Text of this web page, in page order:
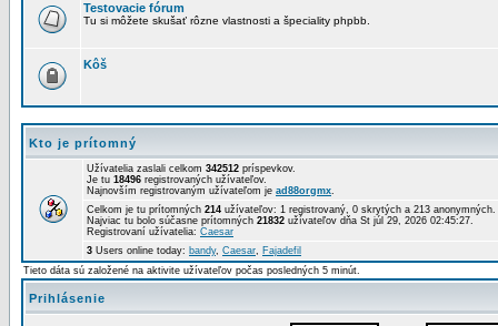
Testovacie fórum
Tu si môžete skušať rôzne vlastnosti a špeciality phpbb.
Kôš
Kto je prítomný
Užívatelia zaslali celkom 342512 príspevkov.
Je tu 18496 registrovaných užívateľov.
Najnovším registrovaným užívateľom je ad88orgmx.
Celkom je tu prítomných 214 užívateľov: 1 registrovaný, 0 skrytých a 213
Najviac tu bolo súčasne prítomných 21832 užívateľov dňa St júl 29, 2026 02:45:27.
Registrovaní užívatelia: Caesar
3 Users online today: bandy, Caesar, Fajadefil
Tieto dáta sú založené na aktivite užívateľov počas posledných 5 minút.
Prihlásenie